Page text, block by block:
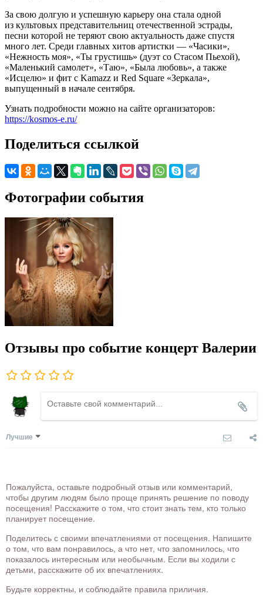
За свою долгую и успешную карьеру она стала одной
из культовых представительниц отечественной эстрады,
песни которой не теряют свою актуальность даже спустя
много лет. Среди главных хитов артистки — «Часики»,
«Нежность моя», «Ты грустишь» (дуэт со Стасом Пьехой),
«Маленький самолет», «Таю», «Была любовь», а также
«Исцелю» и фит с Kamazz и Red Square «Зеркала»,
выпущенный в начале сентября.
Узнать подробности можно на сайте организаторов:
https://kosmos-e.ru/
Поделиться ссылкой
Фотографии события
Отзывы про событие концерт Валерии
Лучшие
Пожалуйста, оставьте подробный отзыв или комментарий,
чтобы другим людям было проще принять решение по поводу
посещения! Расскажите о том, что стоит знать тем, кто только
планирует посещение.
Поделитесь с своими впечатлениями от посещения. Напишите
о том, что вам понравилось, а что нет, что запомнилось, что
показалось интересным или необычным. Если вы ходили с
детьми, расскажите об их впечатлениях.
Будьте корректны, и соблюдайте правила приличия.